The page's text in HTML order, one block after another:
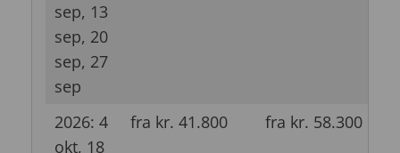
sep, 13
sep, 20
sep, 27
sep
2026: 4
okt, 18
fra kr. 41.800 fra kr. 58.300